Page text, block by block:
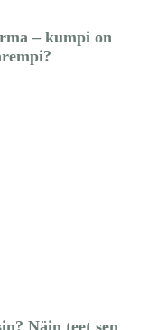
– kumpi on
Näin teet sen